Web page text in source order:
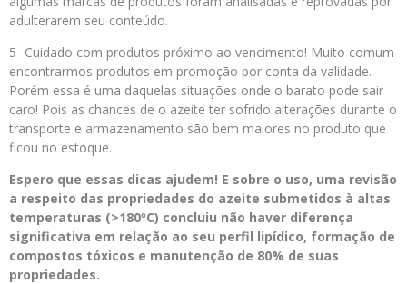
adulterarem seu conteúdo.
5- Cuidado com produtos próximo ao vencimento! Muito comum
encontrarmos produtos em promoção por conta da validade.
Porém essa é uma daquelas situações onde o barato pode sair
caro! Pois as chances de o azeite ter sofrido alterações durante o
transporte e armazenamento são bem maiores no produto que
ficou no estoque.
Espero que essas dicas ajudem! E sobre o uso, uma revisão
a respeito das propriedades do azeite submetidos à altas
temperaturas (>180ºC) concluiu não haver diferença
significativa em relação ao seu perfil lipídico, formação de
compostos tóxicos e manutenção de 80% de suas
propriedades.